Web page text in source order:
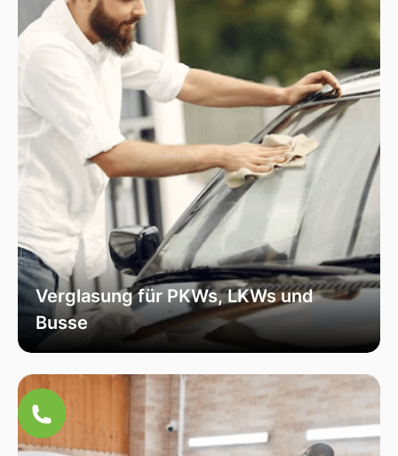
Verglasung für PKWs, LKWs und
Busse
Unsere Verglasungsdienste umfassen alle
Lastkraftwagen bis hin zu Bussen. Wir sorgen
für eine fachmännische Installation und hohe
Qualität, um die Sicherheit und Funktionalität